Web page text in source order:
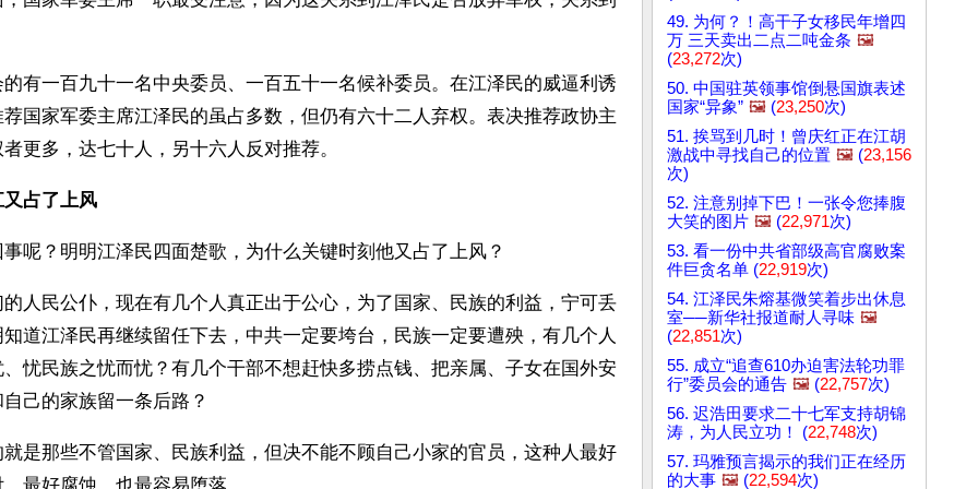
有一百九十一名中央委员、一百五十一名候补委员。在江泽民的威逼利诱
国家军委主席江泽民的虽占多数，但仍有六十二人弃权。表决推荐政协主
更多，达七十人，另十六人反对推荐。
占了上风
呢？明明江泽民四面楚歌，为什么关键时刻他又占了上风？
人民公仆，现在有几个人真正出于公心，为了国家、民族的利益，宁可丢
道江泽民再继续留任下去，中共一定要垮台，民族一定要遭殃，有几个人
忧民族之忧而忧？有几个干部不想赶快多捞点钱、把亲属、子女在国外安
己的家族留一条后路？
是那些不管国家、民族利益，但决不能不顾自己小家的官员，这种人最好
49. 为何？！高干子女移民年增四
万 三天卖出二点二吨金条 🖼️
(23,272次)
50. 中国驻英领事馆倒悬国旗表述
国家“异象” 🖼️ (23,250次)
51. 挨骂到几时！曾庆红正在江胡
激战中寻找自己的位置 🖼️ (23,156
次)
52. 注意别掉下巴！一张令您捧腹
大笑的图片 🖼️ (22,971次)
53. 看一份中共省部级高官腐败案
件巨贪名单 (22,919次)
54. 江泽民朱熔基微笑着步出休息
室──新华社报道耐人寻味 🖼️
(22,851次)
55. 成立“追查610办迫害法轮功罪
行”委员会的通告 🖼️ (22,757次)
56. 迟浩田要求二十七军支持胡锦
涛，为人民立功！ (22,748次)
57. 玛雅预言揭示的我们正在经历
的大事 🖼️ (22,594次)